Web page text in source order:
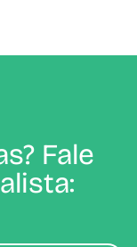
Fale